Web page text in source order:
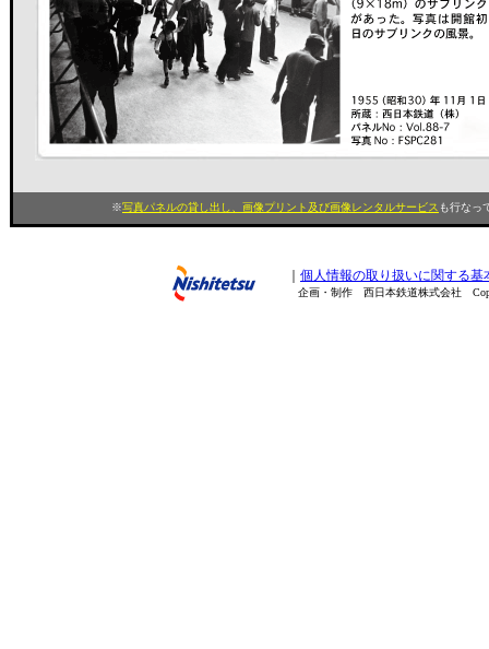
※写真パネルの貸し出し、画像プリント及び画像レンタルサービス も行なっ
個人情報の取り扱いに関する基
企画・制作 西日本鉄道株式会社